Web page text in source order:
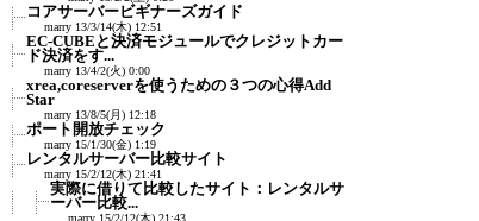
コアサーバービギナーズガイド
marry 13/3/14(木) 12:51
EC-CUBEと決済モジュールでクレジットカー
ド決済をす...
marry 13/4/2(火) 0:00
xrea,coreserverを使うための３つの心得Add
Star
marry 13/8/5(月) 12:18
ポート開放チェック
marry 15/1/30(金) 1:19
レンタルサーバー比較サイト
marry 15/2/12(木) 21:41
実際に借りて比較したサイト：レンタルサ
ーバー比較...
marry 15/2/12(木) 21:43